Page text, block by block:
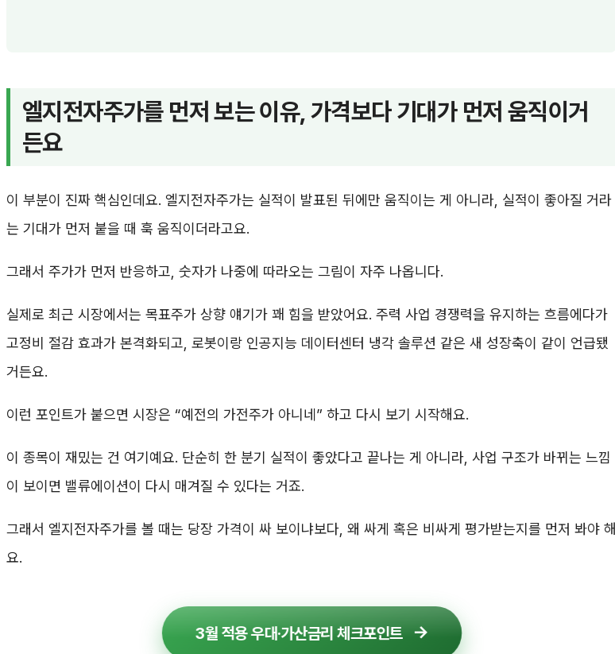
엘지전자주가를 먼저 보는 이유, 가격보다 기대가 먼저 움직이거
든요
이 부분이 진짜 핵심인데요. 엘지전자주가는 실적이 발표된 뒤에만 움직이는 게 아니라, 실적이 좋아질 거라
는 기대가 먼저 붙을 때 훅 움직이더라고요.
그래서 주가가 먼저 반응하고, 숫자가 나중에 따라오는 그림이 자주 나옵니다.
실제로 최근 시장에서는 목표주가 상향 얘기가 꽤 힘을 받았어요. 주력 사업 경쟁력을 유지하는 흐름에다가
고정비 절감 효과가 본격화되고, 로봇이랑 인공지능 데이터센터 냉각 솔루션 같은 새 성장축이 같이 언급됐
거든요.
이런 포인트가 붙으면 시장은 “예전의 가전주가 아니네” 하고 다시 보기 시작해요.
이 종목이 재밌는 건 여기예요. 단순히 한 분기 실적이 좋았다고 끝나는 게 아니라, 사업 구조가 바뀌는 느낌
이 보이면 밸류에이션이 다시 매겨질 수 있다는 거죠.
그래서 엘지전자주가를 볼 때는 당장 가격이 싸 보이냐보다, 왜 싸게 혹은 비싸게 평가받는지를 먼저 봐야 해
요.
3월 적용 우대·가산금리 체크포인트